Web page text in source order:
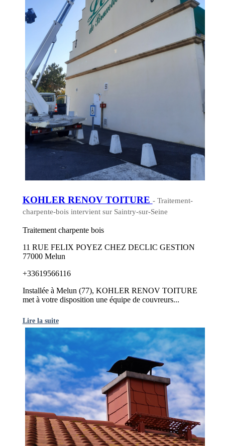
KOHLER RENOV TOITURE - Traitement-
charpente-bois intervient sur Saintry-sur-Seine
Traitement charpente bois
11 RUE FELIX POYEZ CHEZ DECLIC GESTION
77000 Melun
+33619566116
Installée à Melun (77), KOHLER RENOV TOITURE
met à votre disposition une équipe de couvreurs...
Lire la suite